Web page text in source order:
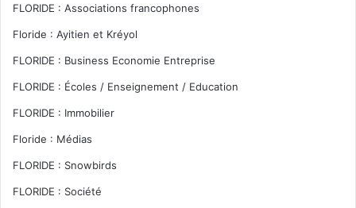
FLORIDE : Associations francophones
Floride : Ayitien et Kréyol
FLORIDE : Business Economie Entreprise
FLORIDE : Écoles / Enseignement / Education
FLORIDE : Immobilier
Floride : Médias
FLORIDE : Snowbirds
FLORIDE : Société